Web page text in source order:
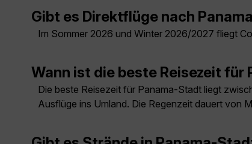
Gibt es Direktflüge nach
Im Sommer 2026 und Winter 2026/2027 fliegt
Wann ist die beste Reisezeit für
Die beste Reisezeit für Panama-Stadt liegt
Ausflüge ins Umland. Die Regenzeit dauert von